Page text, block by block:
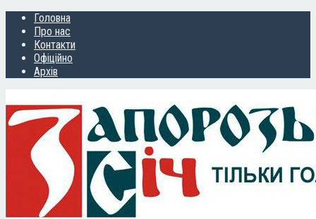
Головна
Про нас
Контакти
Офіційно
Архів